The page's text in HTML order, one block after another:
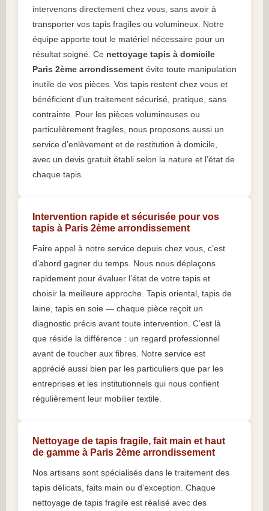
intervenons directement chez vous, sans avoir à
transporter vos tapis fragiles ou volumineux. Notre
équipe apporte tout le matériel nécessaire pour un
résultat soigné. Ce nettoyage tapis à domicile
Paris 2ème arrondissement évite toute manipulation
inutile de vos pièces. Vos tapis restent chez vous et
bénéficient d’un traitement sécurisé, pratique, sans
contrainte. Pour les pièces volumineuses ou
particulièrement fragiles, nous proposons aussi un
service d’enlèvement et de restitution à domicile,
avec un devis gratuit établi selon la nature et l’état de
chaque tapis.
Intervention rapide et sécurisée pour vos
tapis à Paris 2ème arrondissement
Faire appel à notre service depuis chez vous, c’est
d’abord gagner du temps. Nous nous déplaçons
rapidement pour évaluer l’état de votre tapis et
choisir la meilleure approche. Tapis oriental, tapis de
laine, tapis en soie — chaque pièce reçoit un
diagnostic précis avant toute intervention. C’est là
que réside la différence : un regard professionnel
avant de toucher aux fibres. Notre service est
apprécié aussi bien par les particuliers que par les
entreprises et les institutionnels qui nous confient
régulièrement leur mobilier textile.
Nettoyage de tapis fragile, fait main et haut
de gamme à Paris 2ème arrondissement
Nos artisans sont spécialisés dans le traitement des
tapis délicats, faits main ou d’exception. Chaque
nettoyage de tapis fragile est réalisé avec des